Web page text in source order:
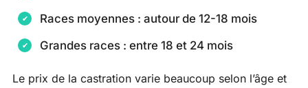
Races moyennes : autour de 12-18 mois
Grandes races : entre 18 et 24 mois
Le prix de la castration varie beaucoup selon l’âge et